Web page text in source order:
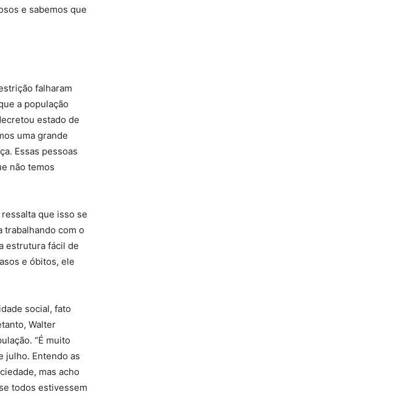
e sabemos que
falharam
a população
estado de
uma grande
Essas pessoas
não temos
que isso se
trabalhando com o
estrutura fácil de
e óbitos, ele
social, fato
Walter
“É muito
julho. Entendo as
mas acho
todos estivessem